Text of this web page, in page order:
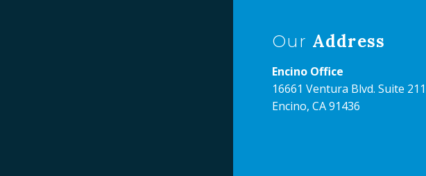
Our Address
Encino Office
16661 Ventura Blvd. Suite 211
Encino, CA 91436